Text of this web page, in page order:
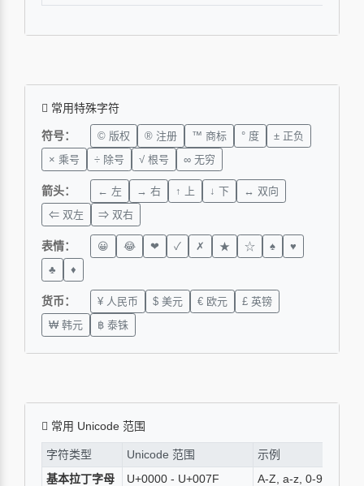
常用特殊字符
符号： © 版权 ® 注册 ™ 商标 ° 度
± 正负
× 乘号
÷ 除号 √ 根号 ∞ 无穷
箭头： ← 左 → 右 ↑ 上 ↓ 下
↔ 双向
⇐ 双左
⇒ 双右
表情： 😀 😂 ❤ ✓ ✗ ★ ☆ ♠
♥
♣
♦
货币： ¥ 人民币 $ 美元 € 欧元
£ 英镑
₩ 韩元
฿ 泰铢
常用 Unicode 范围
字符类型 Unicode 范围
示例
基本拉丁字母
U+0000 - U+007F
A-Z, a-z, 0-9